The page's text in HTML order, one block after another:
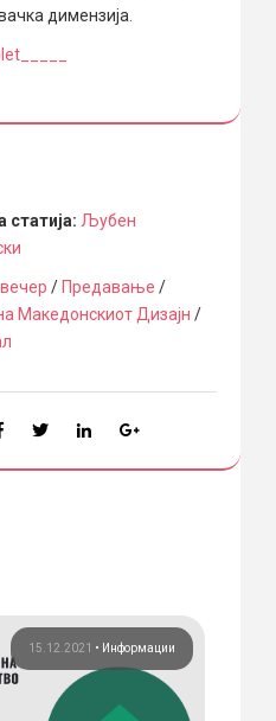
димензија.
статија: Љубен
/ Предавање /
Македонскиот Дизајн /
15.12.2021 • Информации